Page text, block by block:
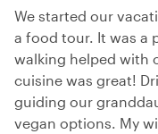
We started our
a food tour. It was a
walking helped with
cuisine was great!
guiding our
vegan options. My